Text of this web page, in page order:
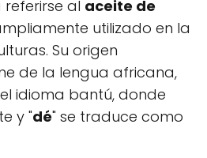
al aceite de
utilizado en la
Su origen
de la lengua africana,
idioma bantú, donde
y "dé" se traduce como